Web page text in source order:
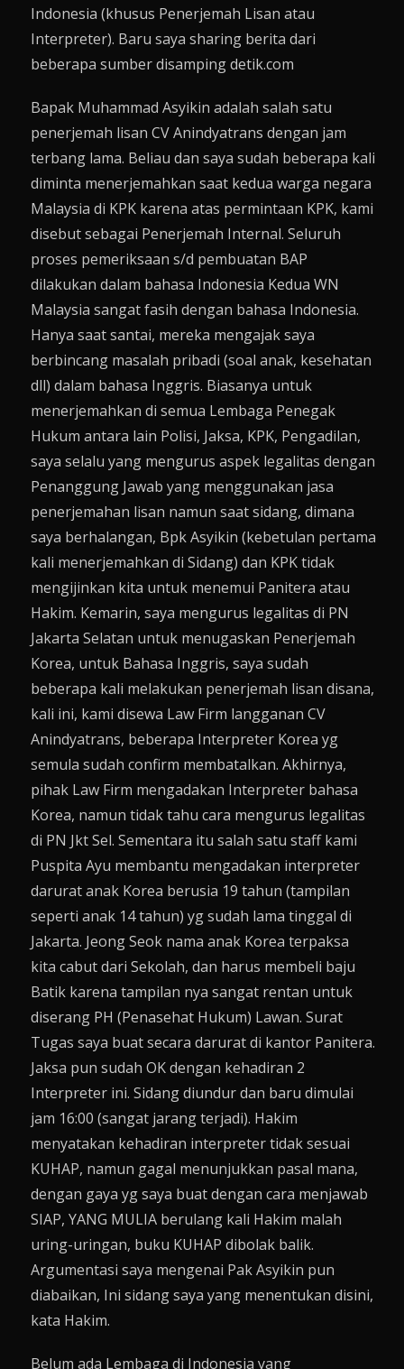
Indonesia (khusus Penerjemah Lisan atau
Interpreter). Baru saya sharing berita dari
beberapa sumber disamping detik.com
Bapak Muhammad Asyikin adalah salah satu
penerjemah lisan CV Anindyatrans dengan jam
terbang lama. Beliau dan saya sudah beberapa kali
diminta menerjemahkan saat kedua warga negara
Malaysia di KPK karena atas permintaan KPK, kami
disebut sebagai Penerjemah Internal. Seluruh
proses pemeriksaan s/d pembuatan BAP
dilakukan dalam bahasa Indonesia Kedua WN
Malaysia sangat fasih dengan bahasa Indonesia.
Hanya saat santai, mereka mengajak saya
berbincang masalah pribadi (soal anak, kesehatan
dll) dalam bahasa Inggris. Biasanya untuk
menerjemahkan di semua Lembaga Penegak
Hukum antara lain Polisi, Jaksa, KPK, Pengadilan,
saya selalu yang mengurus aspek legalitas dengan
Penanggung Jawab yang menggunakan jasa
penerjemahan lisan namun saat sidang, dimana
saya berhalangan, Bpk Asyikin (kebetulan pertama
kali menerjemahkan di Sidang) dan KPK tidak
mengijinkan kita untuk menemui Panitera atau
Hakim. Kemarin, saya mengurus legalitas di PN
Jakarta Selatan untuk menugaskan Penerjemah
Korea, untuk Bahasa Inggris, saya sudah
beberapa kali melakukan penerjemah lisan disana,
kali ini, kami disewa Law Firm langganan CV
Anindyatrans, beberapa Interpreter Korea yg
semula sudah confirm membatalkan. Akhirnya,
pihak Law Firm mengadakan Interpreter bahasa
Korea, namun tidak tahu cara mengurus legalitas
di PN Jkt Sel. Sementara itu salah satu staff kami
Puspita Ayu membantu mengadakan interpreter
darurat anak Korea berusia 19 tahun (tampilan
seperti anak 14 tahun) yg sudah lama tinggal di
Jakarta. Jeong Seok nama anak Korea terpaksa
kita cabut dari Sekolah, dan harus membeli baju
Batik karena tampilan nya sangat rentan untuk
diserang PH (Penasehat Hukum) Lawan. Surat
Tugas saya buat secara darurat di kantor Panitera.
Jaksa pun sudah OK dengan kehadiran 2
Interpreter ini. Sidang diundur dan baru dimulai
jam 16:00 (sangat jarang terjadi). Hakim
menyatakan kehadiran interpreter tidak sesuai
KUHAP, namun gagal menunjukkan pasal mana,
dengan gaya yg saya buat dengan cara menjawab
SIAP, YANG MULIA berulang kali Hakim malah
uring-uringan, buku KUHAP dibolak balik.
Argumentasi saya mengenai Pak Asyikin pun
diabaikan, Ini sidang saya yang menentukan disini,
kata Hakim.
Belum ada Lembaga di Indonesia yang